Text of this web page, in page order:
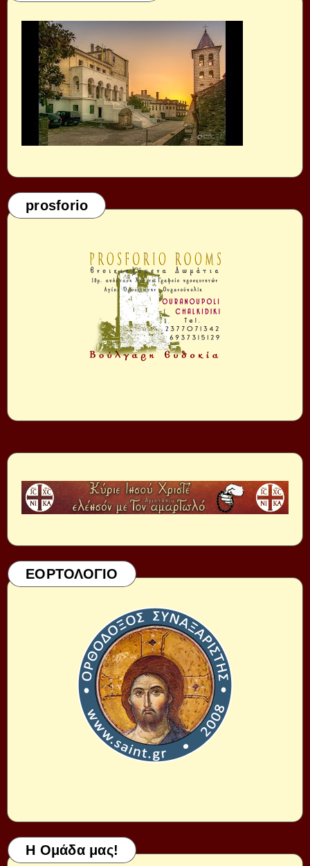
prosforio
ΕΟΡΤΟΛΟΓΙΟ
Η Ομάδα μας!